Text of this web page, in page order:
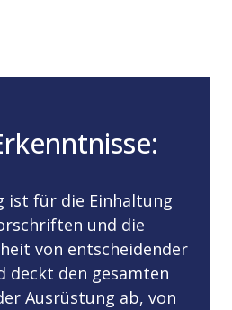
ist für die Einhaltung
und die
von entscheidender
deckt den gesamten
Ausrüstung ab, von